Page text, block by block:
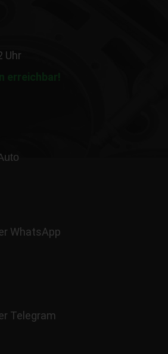
Uhr
erreichbar!
WhatsApp
Telegram